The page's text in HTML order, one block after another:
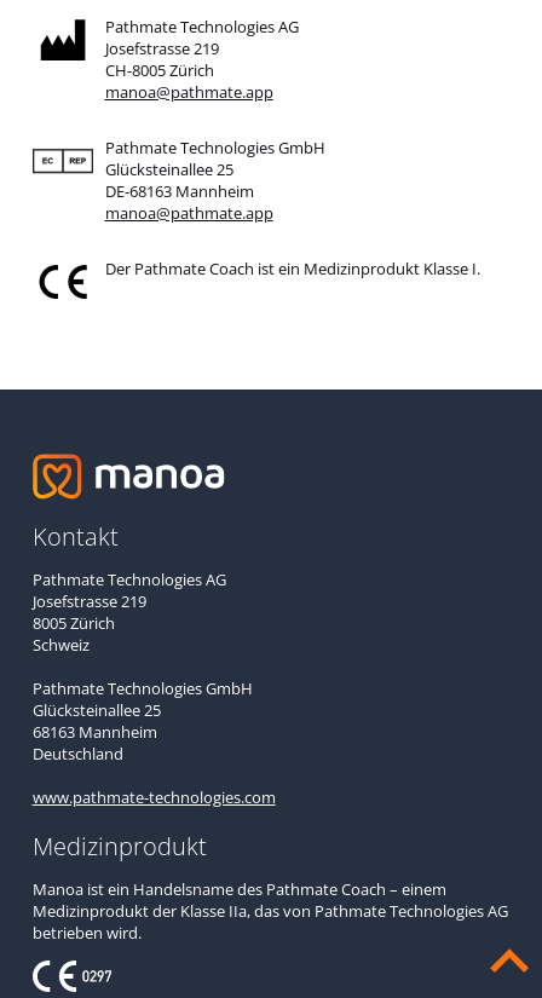
Pathmate Technologies AG
Josefstrasse 219
CH-8005 Zürich
manoa@pathmate.app
Pathmate Technologies GmbH
Glücksteinallee 25
DE-68163 Mannheim
manoa@pathmate.app
Der Pathmate Coach ist ein Medizinprodukt Klasse I.
Kontakt
Pathmate Technologies AG
Josefstrasse 219
8005 Zürich
Schweiz
Pathmate Technologies GmbH
Glücksteinallee 25
68163 Mannheim
Deutschland
www.pathmate-technologies.com
Medizinprodukt
Manoa ist ein Handelsname des Pathmate Coach – einem
Medizinprodukt der Klasse IIa, das von Pathmate Technologies AG
betrieben wird.